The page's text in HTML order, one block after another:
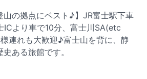
山の拠点にベスト♪】JR富士駅下車
ICより車で10分、富士川SA(etc
連れも大歓迎♪富士山を背に、静
ある旅館です。